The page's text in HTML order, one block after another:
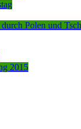
Polen und
2015